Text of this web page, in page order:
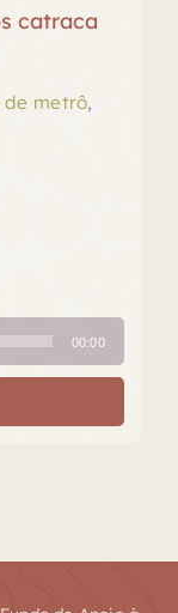
catraca
de metrô,
00:00